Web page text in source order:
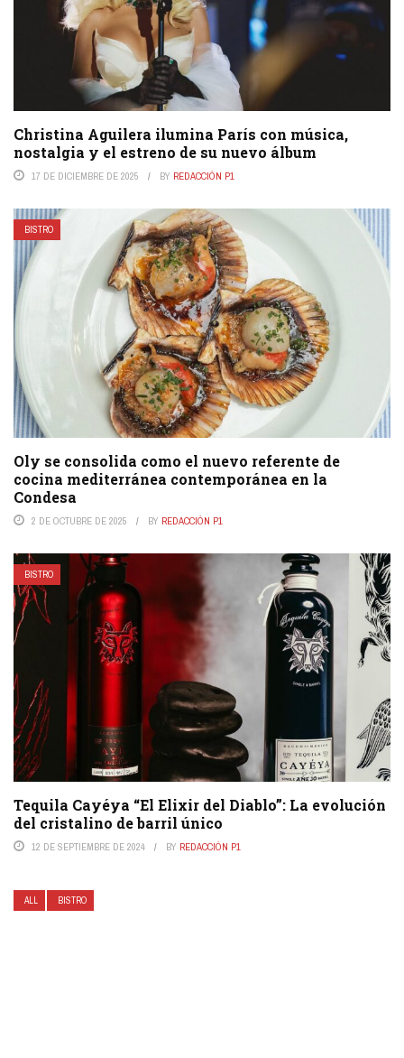
Christina Aguilera ilumina París con música,
nostalgia y el estreno de su nuevo álbum
17 DE DICIEMBRE DE 2025 BY REDACCIÓN P1
BISTRO
Oly se consolida como el nuevo referente de
cocina mediterránea contemporánea en la
Condesa
2 DE OCTUBRE DE 2025 BY REDACCIÓN P1
BISTRO
Tequila Cayéya “El Elixir del Diablo”: La evolución
del cristalino de barril único
12 DE SEPTIEMBRE DE 2024 BY REDACCIÓN P1
ALL BISTRO